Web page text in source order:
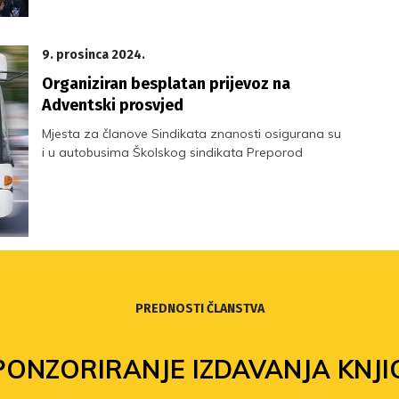
9. prosinca 2024.
Organiziran besplatan prijevoz na
Adventski prosvjed
Mjesta za članove Sindikata znanosti osigurana su
i u autobusima Školskog sindikata Preporod
PREDNOSTI ČLANSTVA
IZDAVANJA